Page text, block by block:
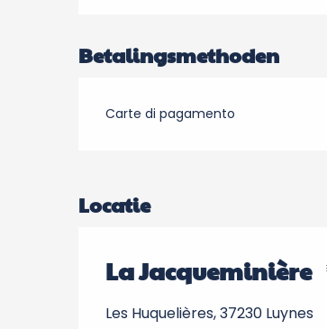
Betalingsmethoden
Carte di pagamento
Locatie
La Jacqueminière
Les Huquelières, 37230 Luynes